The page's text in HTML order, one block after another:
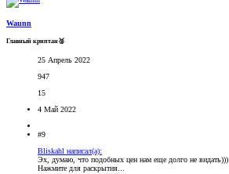
Waunn
Главный криптан🥈
25 Апрель 2022
947
15
4 Май 2022
#9
Bliskahl написал(а):
Эх, думаю, что подобных цен нам еще долго не видать)))
Нажмите для раскрытия...